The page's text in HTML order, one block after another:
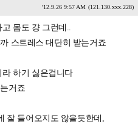
'12.9.26 9:57 AM (121.130.xxx.228)
몸도 걍 그런데..
스트레스 대단히 받는거죠
하기 싫은겁니다
거죠
잘 들어오지도 않을듯한데,